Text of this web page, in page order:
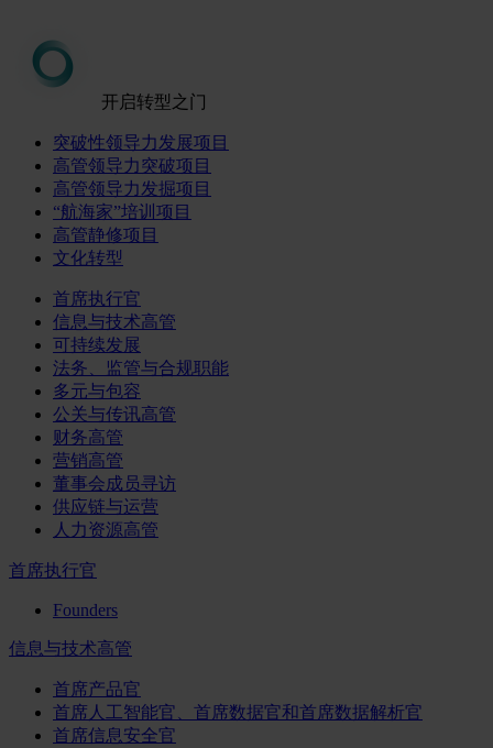
开启转型之门
突破性领导力发展项目
高管领导力突破项目
高管领导力发掘项目
“航海家”培训项目
高管静修项目
文化转型
首席执行官
信息与技术高管
可持续发展
法务、监管与合规职能
多元与包容
公关与传讯高管
财务高管
营销高管
董事会成员寻访
供应链与运营
人力资源高管
首席执行官
Founders
信息与技术高管
首席产品官
首席人工智能官、首席数据官和首席数据解析官
首席信息安全官